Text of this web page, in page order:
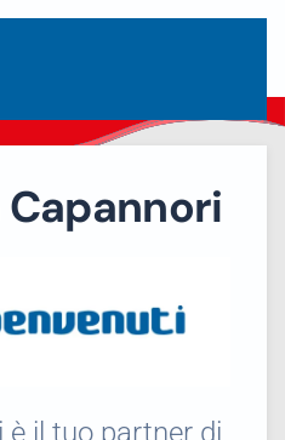
Capannori
è il tuo partner di